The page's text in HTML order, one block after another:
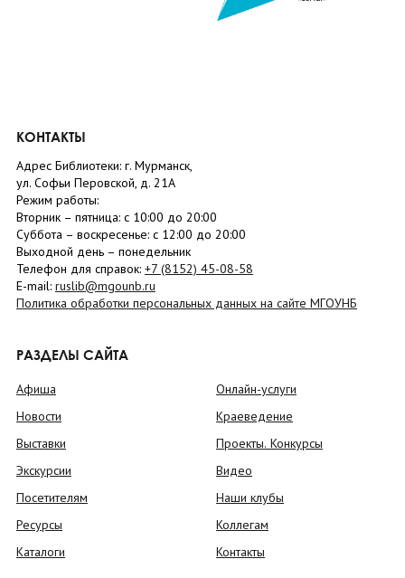
КОНТАКТЫ
Адрес Библиотеки: г. Мурманск,
ул. Софьи Перовской, д. 21А
Режим работы:
Вторник – пятница: с 10:00 до 20:00
Суббота – воскресенье: c 12:00 до 20:00
Выходной день – понедельник
Телефон для справок: +7 (8152) 45-08-58
E-mail: ruslib@mgounb.ru
Политика обработки персональных данных на сайте МГОУНБ
РАЗДЕЛЫ САЙТА
Афиша
Новости
Выставки
Экскурсии
Посетителям
Ресурсы
Каталоги
Онлайн-услуги
Краеведение
Проекты. Конкурсы
Видео
Наши клубы
Коллегам
Контакты